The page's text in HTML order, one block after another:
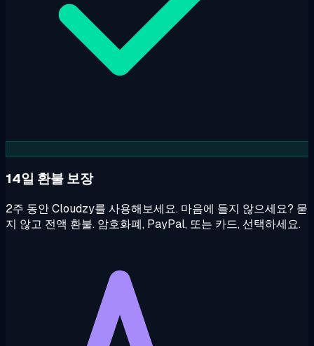
14일 환불 보장
2주 동안 Cloudzy를 사용해보세요. 마음에 들지 않으세요? 묻
지 않고 전액 환불. 암호화폐, PayPal, 또는 카드, 선택하세요.